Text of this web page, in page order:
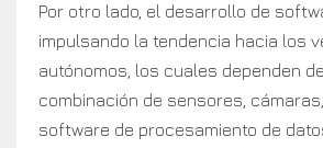
Por otro lado, el desarrollo de
impulsando la tendencia hacia los
autónomos, los cuales dependen
combinación de sensores,
software de procesamiento de